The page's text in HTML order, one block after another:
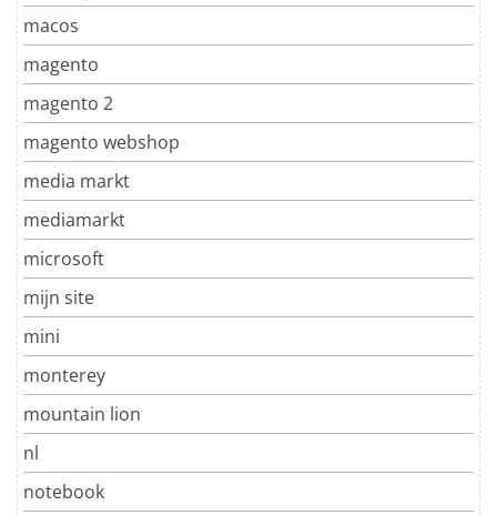
macos
magento
magento 2
magento webshop
media markt
mediamarkt
microsoft
mijn site
mini
monterey
mountain lion
nl
notebook